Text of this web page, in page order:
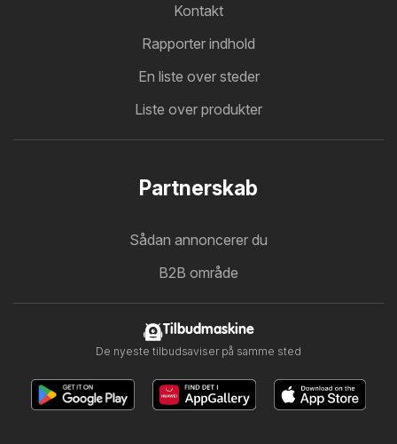
Kontakt
Rapporter indhold
En liste over steder
Liste over produkter
Partnerskab
Sådan annoncerer du
B2B område
Tilbudmaskine
De nyeste tilbudsaviser på samme sted